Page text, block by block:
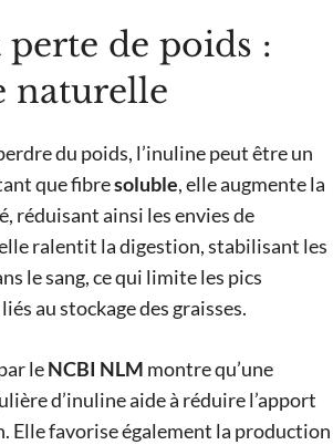
de poids :
naturelle
du poids, l’inuline peut être un
que fibresoluble, elle augmente la
réduisant ainsi les envies de
ralentit la digestion, stabilisant les
le sang, ce qui limite les pics
au stockage des graisses.
leNCBI NLM montre qu’une
d’inuline aide à réduire l’apport
Elle favorise également la production